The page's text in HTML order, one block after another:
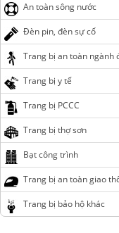
An toàn sông nước
Đèn pin, đèn sự cố
Trang bị an toàn ngành
Trang bị y tế
Trang bị PCCC
Trang bị thợ sơn
Bạt công trình
Trang bị an toàn giao
Trang bị bảo hộ khác